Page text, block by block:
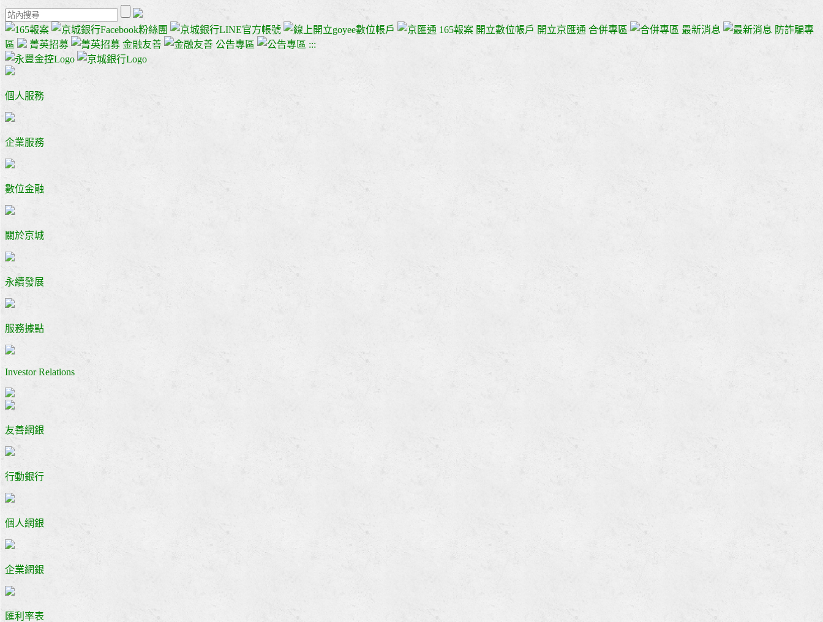
165報案 開立數位帳戶 開立京匯通 合併專區 最新消息
防詐騙專
區
菁英招募 金融友善 公告專區 :::
個人服務
企業服務
數位金融
關於京城
永續發展
服務據點
Investor Relations
友善網銀
行動銀行
個人網銀
企業網銀
匯利率表